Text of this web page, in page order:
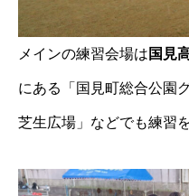
メインの練習会場は 国見
にある「国見町総合公園
芝生広場」などでも練習